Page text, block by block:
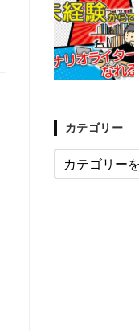
カテゴリー